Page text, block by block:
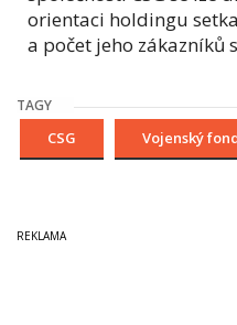
orientaci holdingu
a počet jeho zákazníků
TAGY
CSG Vojenský